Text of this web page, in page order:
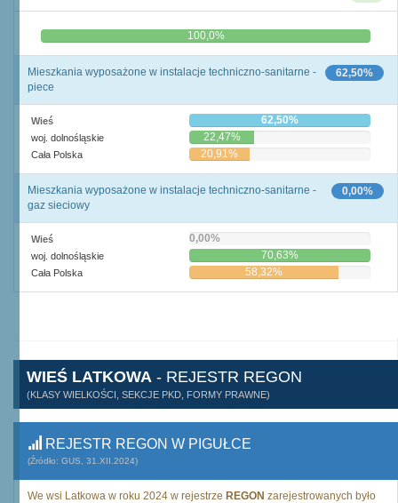
0,0% 100,0%
62,50%
Mieszkania wyposażone w instalacje techniczno-sanitarne -
piece
Wieś 62,50%
woj. dolnośląskie 22,47%
Cała Polska 20,91%
0,00%
Mieszkania wyposażone w instalacje techniczno-sanitarne -
gaz sieciowy
Wieś 0,00%
woj. dolnośląskie 70,63%
Cała Polska 58,32%
WIEŚ LATKOWA - REJESTR REGON
(KLASY WIELKOŚCI, SEKCJE PKD, FORMY PRAWNE)
REJESTR REGON W PIGUŁCE
(Źródło: GUS, 31.XII.2024)
We wsi Latkowa w roku 2024 w rejestrze REGON zarejestrowanych było